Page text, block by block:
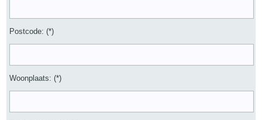
Postcode: (*)
Woonplaats: (*)